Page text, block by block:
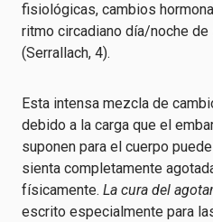
fisiológicas, cambios
ritmo circadiano día/noche
(Serrallach, 4).
Esta intensa mezcla de
debido a la carga que el
suponen para el cuerpo
sienta completamente
físicamente. La cura del
escrito especialmente para